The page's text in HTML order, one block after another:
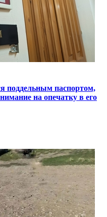
поддельным паспортом,
на опечатку в его